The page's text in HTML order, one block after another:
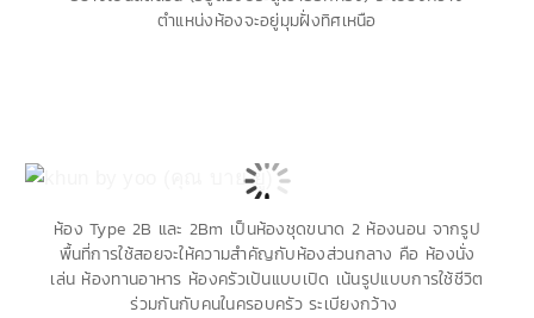
ตำแหน่งห้องจะอยู่มุมฝั่งทิศเหนือ
ห้อง Type 2B และ 2Bm เป็นห้องชุดขนาด 2 ห้องนอน จากรูป
พื้นที่การใช้สอยจะให้ความสำคัญกับห้องส่วนกลาง คือ ห้องนั่ง
เล่น ห้องทานอาหาร ห้องครัวเป้นแบบเปิด เน้นรูปแบบการใช้ชีวิต
ร่วมกันกับคนในครอบครัว ระเบียงกว้าง